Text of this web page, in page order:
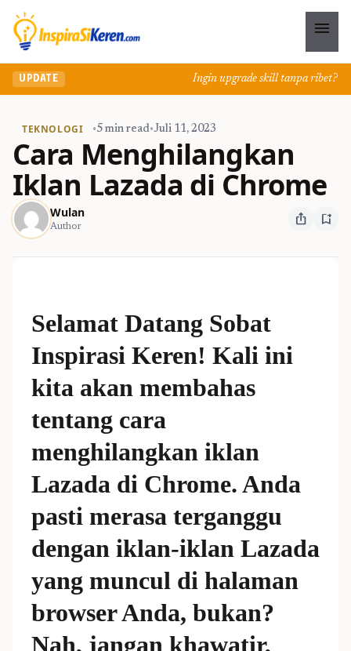
menu
UPDATE Ingin upgrade skill tanpa ribet?
TEKNOLOGI •5 min read•Juli 11, 2023
Cara Menghilangkan
Iklan Lazada di Chrome
Wulan
Author ios_share bookmark_add
Selamat Datang Sobat
Inspirasi Keren! Kali ini
kita akan membahas
tentang cara
menghilangkan iklan
Lazada di Chrome. Anda
pasti merasa terganggu
dengan iklan-iklan Lazada
yang muncul di halaman
browser Anda, bukan?
Nah, jangan khawatir,